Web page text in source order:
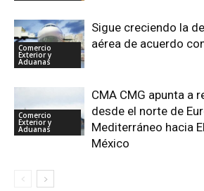
Comercio
Exterior y
Aduanas
Sigue creciendo la
aérea de acuerdo
Comercio
Exterior y
Aduanas
CMA CMG apunta a
desde el norte de
Mediterráneo hacia
México